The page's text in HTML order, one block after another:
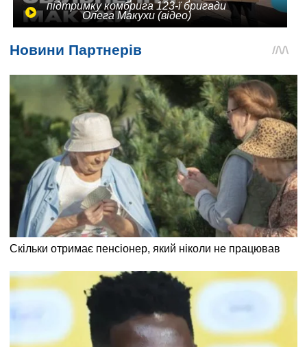
підтримку комбрига 123-ї бригади
Олега Макухи (відео)